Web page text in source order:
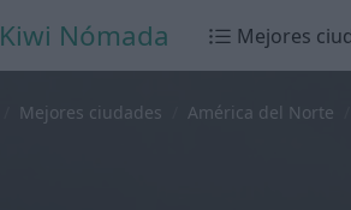
Kiwi Nómada Mejores
Mejores ciudades América del Norte